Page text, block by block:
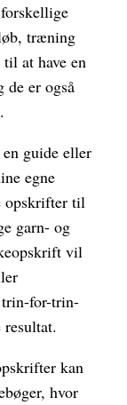
træning
at have en
de er også
guide eller
egne
opskrifter til
garn- og
vil
trin-for-trin-
kan
hvor